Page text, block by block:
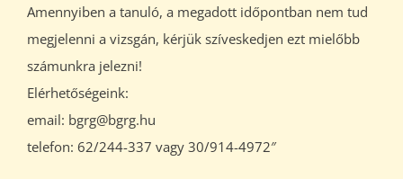
Amennyiben a tanuló, a megadott időpontban nem tud
megjelenni a vizsgán, kérjük szíveskedjen ezt mielőbb
számunkra jelezni!
Elérhetőségeink:
email: bgrg@bgrg.hu
telefon: 62/244-337 vagy 30/914-4972″